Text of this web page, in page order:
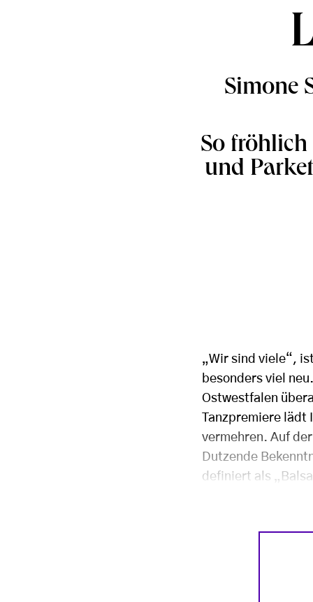
Simone
So fröhlich
und
„Wir sind viele“,
besonders viel
Ostwestfalen
Tanzpremiere
vermehren. Auf
Dutzende
definiert als